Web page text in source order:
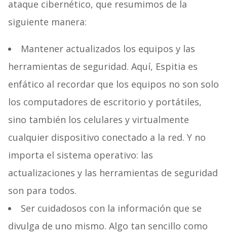
ataque cibernético, que resumimos de la
siguiente manera:
Mantener actualizados los equipos y las
herramientas de seguridad. Aquí, Espitia es
enfático al recordar que los equipos no son solo
los computadores de escritorio y portátiles,
sino también los celulares y virtualmente
cualquier dispositivo conectado a la red. Y no
importa el sistema operativo: las
actualizaciones y las herramientas de seguridad
son para todos.
Ser cuidadosos con la información que se
divulga de uno mismo. Algo tan sencillo como